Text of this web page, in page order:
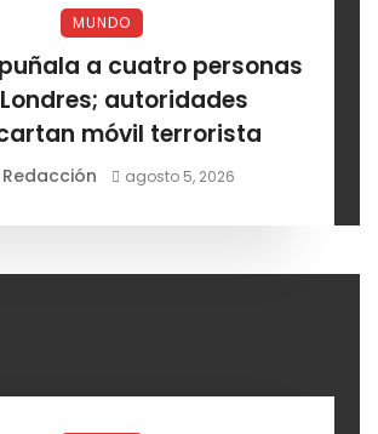
MUNDO
a cuatro personas
autoridades
móvil terrorista
Redacción agosto 5, 2026